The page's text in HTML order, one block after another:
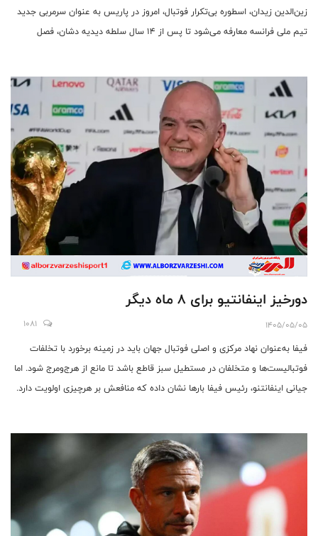
زین‌الدین زیدان، اسطوره بی‌تکرار فوتبال، امروز در پاریس به عنوان سرمربی جدید
تیم ملی فرانسه معارفه می‌شود تا پس از ۱۴ سال سلطه دیدیه دشان، فصل
دورخیز اینفانتیو برای ۸ ماه دیگر
1405/05/05
1081
فیفا به‌عنوان نهاد مرکزی و اصلی فوتبال جهان باید در زمینه برخورد با تخلفات
فوتبالیست‌ها و متخلفان در مستطیل سبز قاطع باشد تا مانع از هرج‌ومرج شود. اما
جیانی اینفانتنو، رئیس فیفا بارها نشان داده که منافعش بر هرچیزی اولویت دارد.